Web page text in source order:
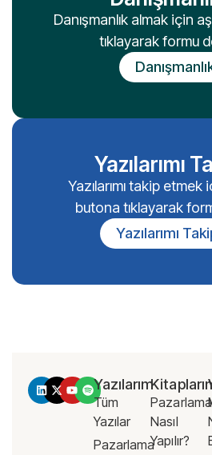
Danışmanlık almak için
tıklayarak formu
Yazılarımı
Yazılarımı takip etmek
butona tıklayarak
Yazılarımı
Yazılarım
Tüm
Yazılar
Pazarlama
Pazarlama
Nasıl
Yapılır?